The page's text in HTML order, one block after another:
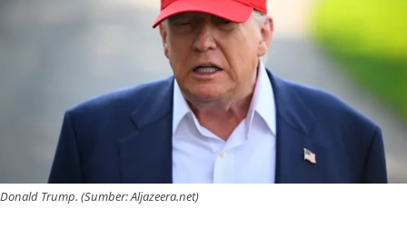
Donald Trump. (Sumber: Aljazeera.net)